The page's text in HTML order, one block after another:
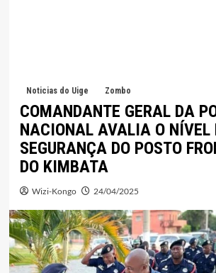
Noticias do Uige Zombo
COMANDANTE GERAL DA
NACIONAL AVALIA O NÍVEL
SEGURANÇA DO POSTO
DO KIMBATA
Wizi-Kongo 24/04/2025